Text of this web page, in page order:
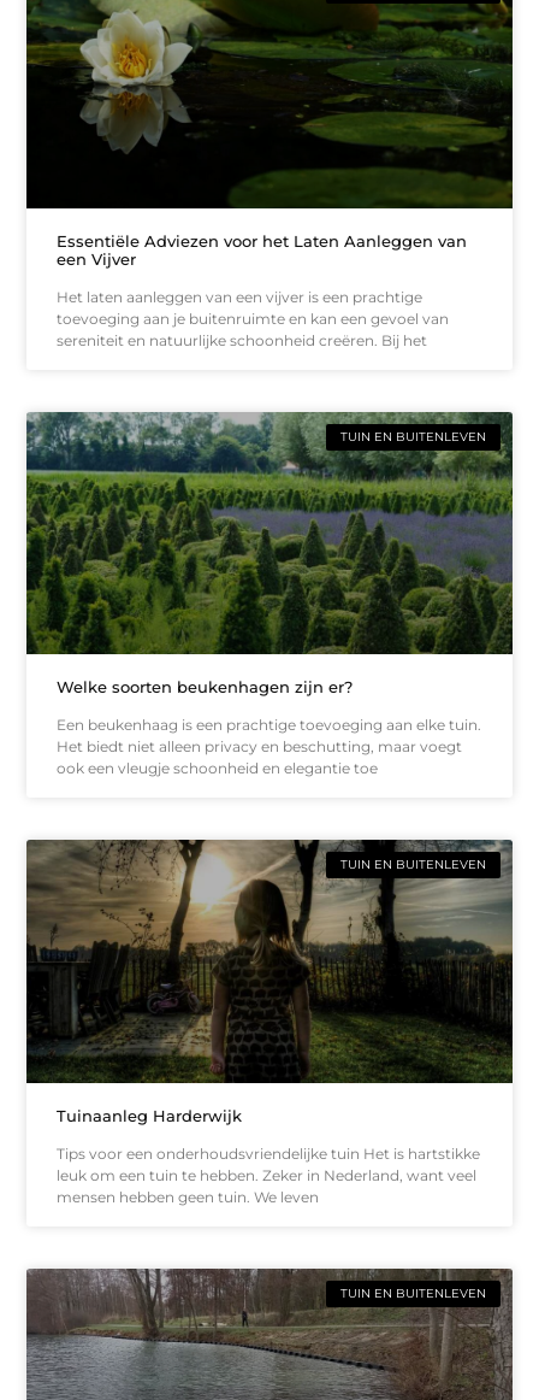
Essentiële Adviezen voor het Laten Aanleggen van
een Vijver
Het laten aanleggen van een vijver is een prachtige
toevoeging aan je buitenruimte en kan een gevoel van
sereniteit en natuurlijke schoonheid creëren. Bij het
TUIN EN BUITENLEVEN
Welke soorten beukenhagen zijn er?
Een beukenhaag is een prachtige toevoeging aan elke tuin.
Het biedt niet alleen privacy en beschutting, maar voegt
ook een vleugje schoonheid en elegantie toe
TUIN EN BUITENLEVEN
Tuinaanleg Harderwijk
Tips voor een onderhoudsvriendelijke tuin Het is hartstikke
leuk om een tuin te hebben. Zeker in Nederland, want veel
mensen hebben geen tuin. We leven
TUIN EN BUITENLEVEN